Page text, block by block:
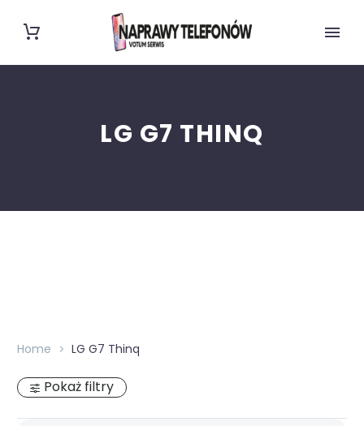
LG G7 THINQ
Home LG G7 Thinq
Pokaż filtry